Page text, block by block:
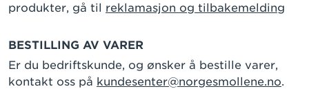
produkter, gå til reklamasjon og tilbakemelding
BESTILLING AV VARER
Er du bedriftskunde, og ønsker å bestille varer,
kontakt oss på kundesenter@norgesmollene.no.